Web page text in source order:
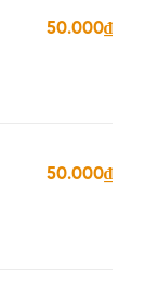
50.000₫
50.000₫